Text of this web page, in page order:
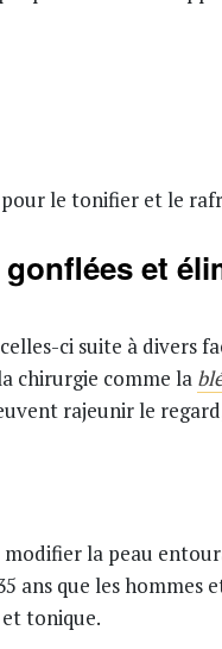
le tonifier et le
et
ci suite à divers
chirurgie comme la
rajeunir le
la peau
ans que les
tonique.